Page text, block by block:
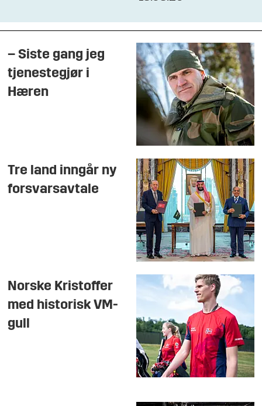
– Siste gang jeg
tjenestegjør i
Hæren
Tre land inngår ny
forsvarsavtale
Norske Kristoffer
med historisk VM-
gull